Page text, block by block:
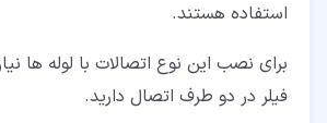
استفاده هستند.
برای نصب این نوع اتصالات با لوله ها
فیلر در دو طرف اتصال دارید.